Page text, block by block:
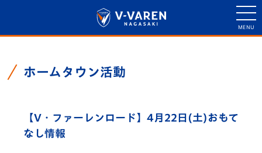
ホームタウン活動
【V・ファーレンロード】4月22日(土)おもて
なし情報